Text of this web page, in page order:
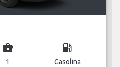
business_center
1
local_gas_station
Gasolina